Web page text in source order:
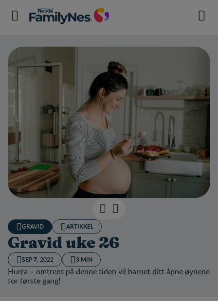
GRAVID ARTIKKEL
Gravid uke 26
SEP 7, 2022 3 MIN
Hurra – omtrent på denne tiden vil barnet ditt åpne øynene
for første gang!